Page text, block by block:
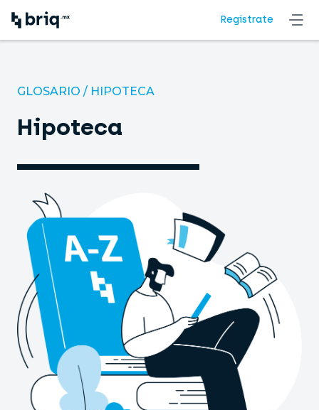
Regístrate
GLOSARIO / HIPOTECA
Hipoteca